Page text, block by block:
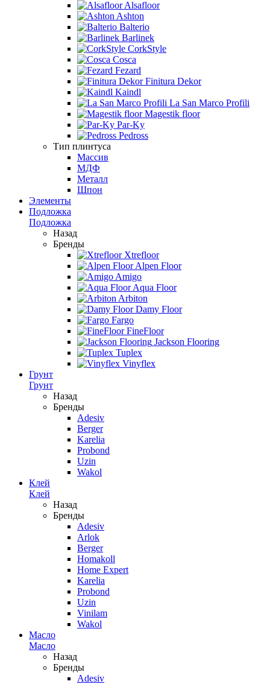
Alsafloor
Ashton
Balterio
Barlinek
CorkStyle
Cosca
Fezard
Finitura Dekor
Kaindl
La San Marco Profili
Magestik floor
Par-Ky
Pedross
Тип плинтуса
Массив
МДФ
Металл
Шпон
Элементы
Подложка
Подложка
Назад
Бренды
Xtrefloor
Alpen Floor
Amigo
Aqua Floor
Arbiton
Damy Floor
Fargo
FineFloor
Jackson Flooring
Tuplex
Vinyflex
Грунт
Грунт
Назад
Бренды
Adesiv
Berger
Karelia
Probond
Uzin
Wakol
Клей
Клей
Назад
Бренды
Adesiv
Arlok
Berger
Homakoll
Home Expert
Karelia
Probond
Uzin
Vinilam
Wakol
Масло
Масло
Назад
Бренды
Adesiv